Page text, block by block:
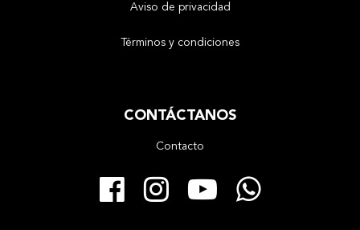
Aviso de privacidad
Términos y condiciones
CONTÁCTANOS
Contacto
Facebook
Instagram
YouTube